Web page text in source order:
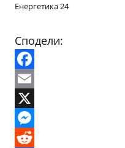
Енергетика 24
Сподели:
Facebook
Email
X
Messenger